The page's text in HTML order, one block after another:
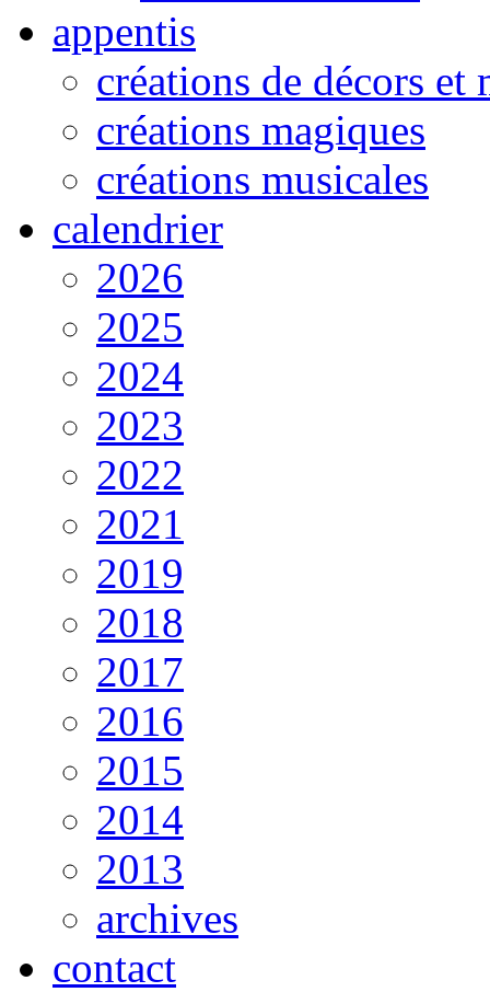
appentis
créations de décors et
créations magiques
créations musicales
calendrier
2026
2025
2024
2023
2022
2021
2019
2018
2017
2016
2015
2014
2013
archives
contact